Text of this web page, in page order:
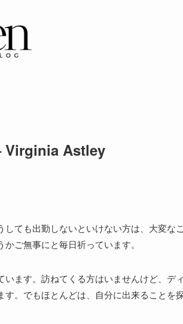
Virginia Astley
ても出勤しないといけない方は、大変な
ご無事にと毎日祈っています。
ます。訪ねてくる方はいませんけど、デ
。でもほとんどは、自分に出来ることを